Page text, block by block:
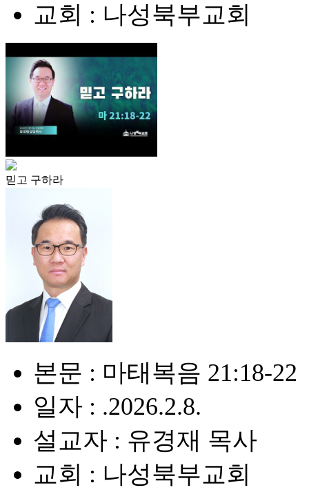
교회 : 나성북부교회
믿고 구하라
본문 : 마태복음 21:18-22
일자 : .2026.2.8.
설교자 : 유경재 목사
교회 : 나성북부교회